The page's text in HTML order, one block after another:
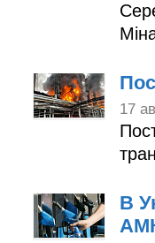
17
В